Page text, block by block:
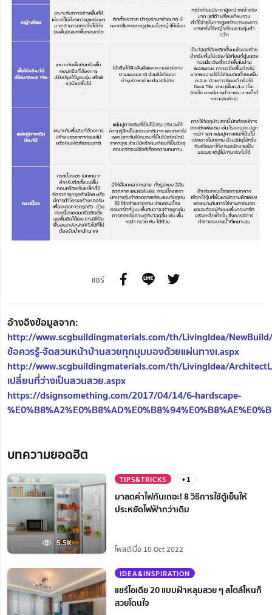
แชร์
อ้างอิงข้อมูลจาก:
http://www.scgbuildingmaterials.com/th/LivingIdea/
ข้อควรรู้-จัดสวนหน้าบ้านสวยทุกมุมมองด้วยแผ่นทางเ.aspx
http://www.scgbuildingmaterials.com/th/LivingIdea/
เปลี่ยนที่ว่างเป็นสวนสวย.aspx
https://dsignsomething.com/2017/04/14/6-hardscape-
บทความยอดฮิต
5.5K
TIPS&TRICKS +1
มาลดค่าไฟกันเถอะ! 8 วิธีการใช้ตู้เย็นให้
ประหยัดไฟฟ้ากว่าเดิม
โพสต์เมื่อ 10 Oct 2022
IDEA&INSPIRATION
แชร์ไอเดีย 20 แบบฝ้าหลุมสวย ๆ สไตล์ไหนก็
สวยโดนใจ